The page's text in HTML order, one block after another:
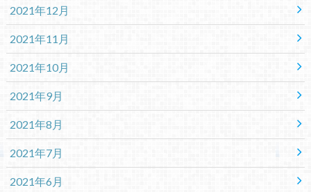
2021年12月
2021年11月
2021年10月
2021年9月
2021年8月
2021年7月
2021年6月